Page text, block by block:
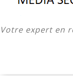
Votre expert en